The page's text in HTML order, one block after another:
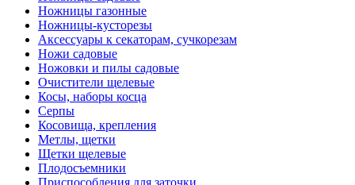
Ножницы газонные
Ножницы-кусторезы
Аксессуары к секаторам, сучкорезам
Ножи садовые
Ножовки и пилы садовые
Очистители щелевые
Косы, наборы косца
Серпы
Косовища, крепления
Метлы, щетки
Щетки щелевые
Плодосъемники
Приспособления для заточки